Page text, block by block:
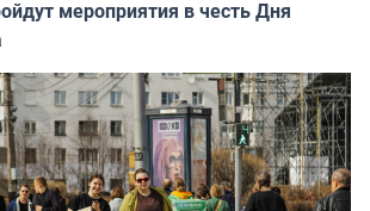
мероприятия в честь Дня